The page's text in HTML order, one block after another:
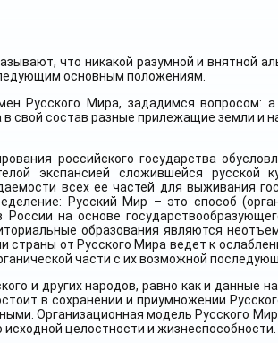
что никакой разумной и внятной
основным положениям.
Русского Мира, зададимся вопросом:
свой состав разные прилежащие земли и
российского государства
экспансией сложившейся русской
всех ее частей для выживания
Русский Мир – это способ
на основе
образования являются
страны от Русского Мира ведет к
части с их возможной
и других народов, равно как и данные
в сохранении и приумножении
Организационная модель Русского
целостности и жизнеспособности.